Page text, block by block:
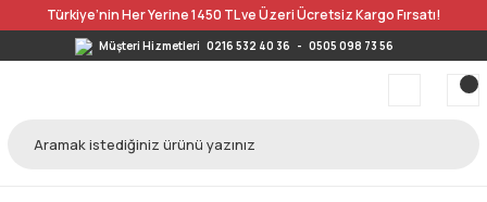
Türkiye’nin Her Yerine 1450 TL ve Üzeri Ücretsiz Kargo Fırsatı!
Müşteri Hizmetleri 0216 532 40 36 - 0505 098 73 56